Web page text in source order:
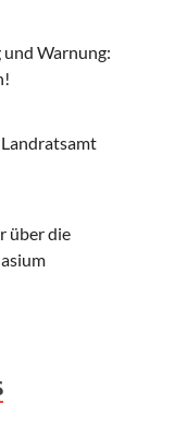
Warnung:
über die